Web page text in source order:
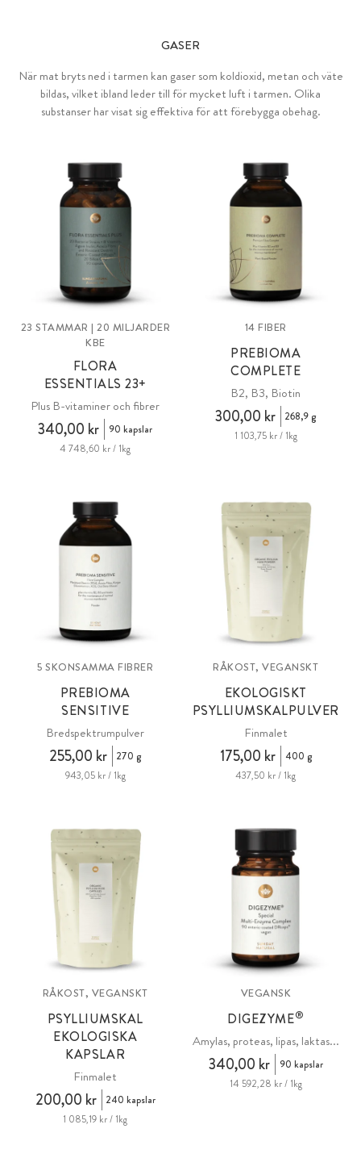
GASER
När mat bryts ned i tarmen kan gaser som koldioxid, metan och väte
bildas, vilket ibland leder till för mycket luft i tarmen. Olika
substanser har visat sig effektiva för att förebygga obehag.
23 STAMMAR | 20 MILJARDER
KBE
FLORA
ESSENTIALS 23+
Plus B-vitaminer och fibrer
340,00 kr
90 kapslar
4 748,60 kr / 1kg
14 FIBER
PREBIOMA
COMPLETE
B2, B3, Biotin
300,00 kr
268,9 g
1 103,75 kr / 1kg
5 SKONSAMMA FIBRER
PREBIOMA
SENSITIVE
Bredspektrumpulver
255,00 kr
270 g
943,05 kr / 1kg
RÅKOST, VEGANSKT
EKOLOGISKT
PSYLLIUMSKALPULVER
Finmalet
175,00 kr
400 g
437,50 kr / 1kg
RÅKOST, VEGANSKT
PSYLLIUMSKAL
EKOLOGISKA
KAPSLAR
Finmalet
200,00 kr
240 kapslar
1 085,19 kr / 1kg
VEGANSK
DIGEZYME®
Amylas, proteas, lipas, laktas...
340,00 kr
90 kapslar
14 592,28 kr / 1kg